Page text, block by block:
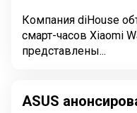
Компания diHouse
смарт-часов Xiaomi
представлены...
ASUS